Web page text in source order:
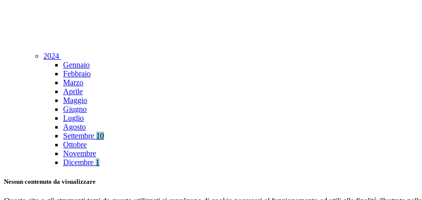
2024
Gennaio
Febbraio
Marzo
Aprile
Maggio
Giugno
Luglio
Agosto
Settembre 10
Ottobre
Novembre
Dicembre 1
Nessun contenuto da visualizzare